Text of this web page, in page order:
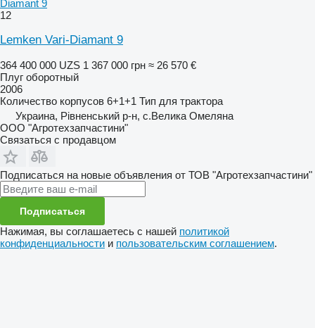
Diamant 9
12
Lemken Vari-Diamant 9
364 400 000 UZS 1 367 000 грн ≈ 26 570 €
Плуг оборотный
2006
Количество корпусов 6+1+1 Тип для трактора
Украина, Рівненський р-н, с.Велика Омеляна
ООО "Агротехзапчастини"
Связаться с продавцом
Подписаться на новые объявления от ТОВ "Агротехзапчастини"
Подписаться
Нажимая, вы соглашаетесь с нашей политикой
конфиденциальности и пользовательским соглашением.